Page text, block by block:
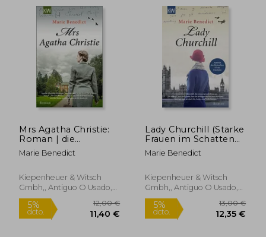
5%
dcto. 26,60 €
5%
dcto.
Mrs Agatha Christie:
Roman | die
Deutsche
Übersetzung des
Bestsellers »The
Mystery of Mrs.
Frauen im Schatten
der Weltgeschichte,
Marie Benedict
Kiepenheuer & Witsch
Gmbh,, Antiguo O Usado,
Nuevo
Lady Churchill (Starke
Frauen im Schatten
der Weltgeschichte,
Band 2) (en Alemán)
Marie Benedict
Kiepenheuer & Witsch
Gmbh,, Antiguo O Usado,
Nuevo